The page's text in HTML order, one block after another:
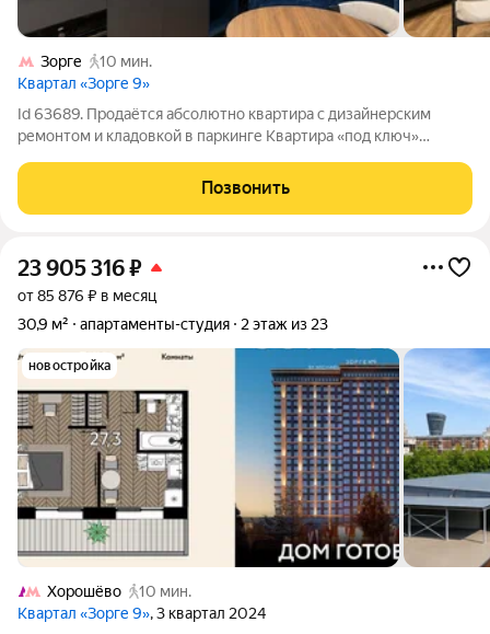
Зорге
10 мин.
Квартал «Зорге 9»
Id 63689. Продаётся абсолютно квартира с дизайнерским
ремонтом и кладовкой в паркинге Квартира «под ключ»
дизайнерский ремонт с использованием премиальных
материалов и мебели. Всё продумано до
Позвонить
23 905 316₽
от 85 876 ₽ в месяц
30,9 м²
апартаменты-студия 2 этаж из 23
новостройка
Хорошёво
10 мин.
Квартал «Зорге 9», 3 квартал 2024